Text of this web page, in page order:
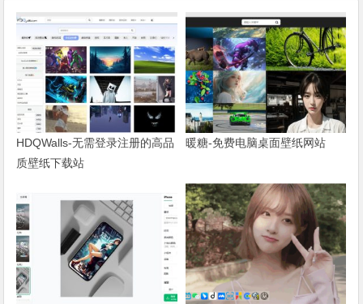
HDQWalls-无需登录注册的高品
质壁纸下载站
暖糖-免费电脑桌面壁纸网站